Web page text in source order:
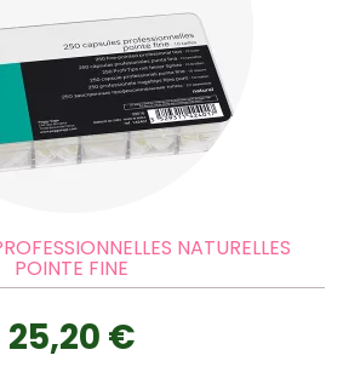
NATURELLES
POINTE FINE
25,20 €